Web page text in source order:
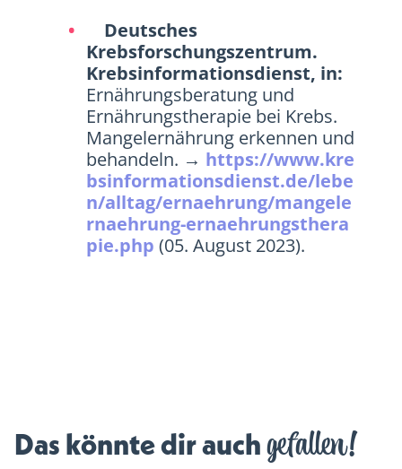
Deutsches
Krebsforschungszentrum.
Krebsinformationsdienst, in:
Ernährungsberatung und
Ernährungstherapie bei Krebs.
Mangelernährung erkennen und
behandeln. → https://www.kre
bsinformationsdienst.de/lebe
n/alltag/ernaehrung/mangele
rnaehrung-ernaehrungsthera
pie.php (05. August 2023).
Das könnte dir auch gefallen!